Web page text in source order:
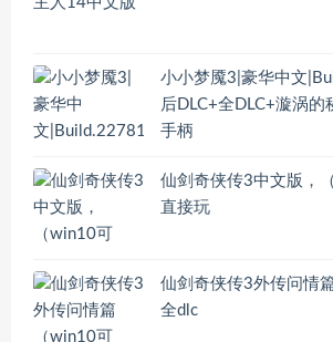
小小梦魇3|豪华中文
后DLC+全DLC+漩涡
手柄
仙剑奇侠传3中文版，
直接玩
仙剑奇侠传3外传问情
全dlc